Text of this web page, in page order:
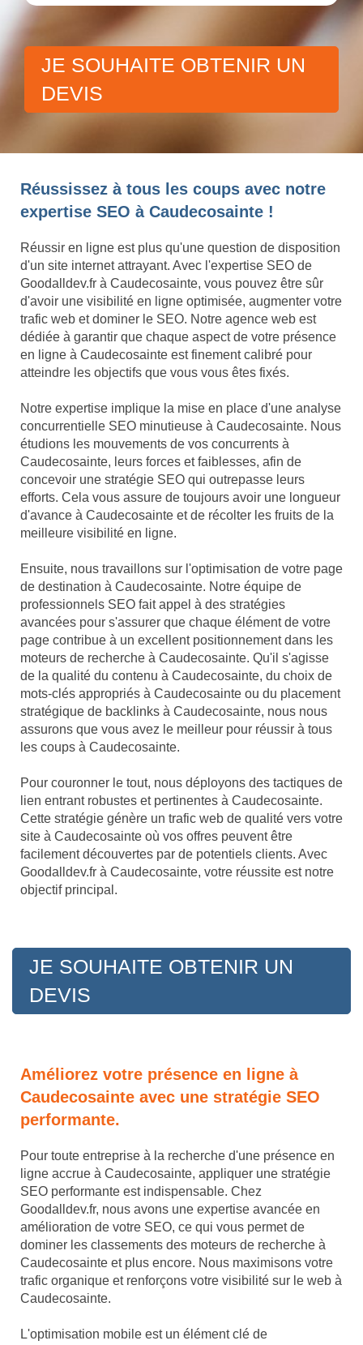
JE SOUHAITE OBTENIR UN
DEVIS
Réussissez à tous les coups avec notre
expertise SEO à Caudecosainte !
Réussir en ligne est plus qu'une question de disposition
d'un site internet attrayant. Avec l'expertise SEO de
Goodalldev.fr à Caudecosainte, vous pouvez être sûr
d'avoir une visibilité en ligne optimisée, augmenter votre
trafic web et dominer le SEO. Notre agence web est
dédiée à garantir que chaque aspect de votre présence
en ligne à Caudecosainte est finement calibré pour
atteindre les objectifs que vous vous êtes fixés.
Notre expertise implique la mise en place d'une analyse
concurrentielle SEO minutieuse à Caudecosainte. Nous
étudions les mouvements de vos concurrents à
Caudecosainte, leurs forces et faiblesses, afin de
concevoir une stratégie SEO qui outrepasse leurs
efforts. Cela vous assure de toujours avoir une longueur
d'avance à Caudecosainte et de récolter les fruits de la
meilleure visibilité en ligne.
Ensuite, nous travaillons sur l'optimisation de votre page
de destination à Caudecosainte. Notre équipe de
professionnels SEO fait appel à des stratégies
avancées pour s'assurer que chaque élément de votre
page contribue à un excellent positionnement dans les
moteurs de recherche à Caudecosainte. Qu'il s'agisse
de la qualité du contenu à Caudecosainte, du choix de
mots-clés appropriés à Caudecosainte ou du placement
stratégique de backlinks à Caudecosainte, nous nous
assurons que vous avez le meilleur pour réussir à tous
les coups à Caudecosainte.
Pour couronner le tout, nous déployons des tactiques de
lien entrant robustes et pertinentes à Caudecosainte.
Cette stratégie génère un trafic web de qualité vers votre
site à Caudecosainte où vos offres peuvent être
facilement découvertes par de potentiels clients. Avec
Goodalldev.fr à Caudecosainte, votre réussite est notre
objectif principal.
JE SOUHAITE OBTENIR UN
DEVIS
Améliorez votre présence en ligne à
Caudecosainte avec une stratégie SEO
performante.
Pour toute entreprise à la recherche d'une présence en
ligne accrue à Caudecosainte, appliquer une stratégie
SEO performante est indispensable. Chez
Goodalldev.fr, nous avons une expertise avancée en
amélioration de votre SEO, ce qui vous permet de
dominer les classements des moteurs de recherche à
Caudecosainte et plus encore. Nous maximisons votre
trafic organique et renforçons votre visibilité sur le web à
Caudecosainte.
L'optimisation mobile est un élément clé de